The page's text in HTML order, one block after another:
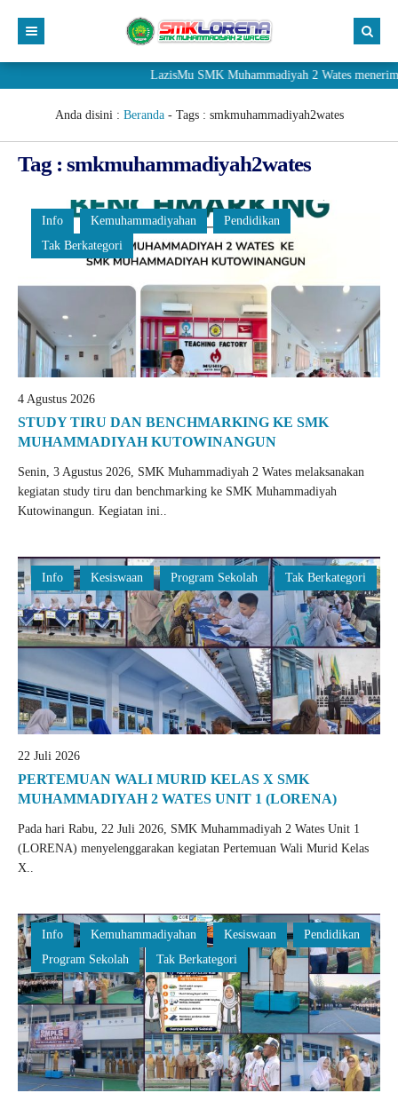
LazisMu SMK Muhammadiyah 2 Wates menerima
Anda disini : Beranda- Tags : smkmuhammadiyah2wates
Tag : smkmuhammadiyah2wates
Info Kemuhammadiyahan
Pendidikan
Tak Berkategori
4 Agustus 2026
STUDY TIRU DAN BENCHMARKING KE SMK
MUHAMMADIYAH KUTOWINANGUN
Senin, 3 Agustus 2026, SMK Muhammadiyah 2 Wates melaksanakan
kegiatan study tiru dan benchmarking ke SMK Muhammadiyah
Kutowinangun. Kegiatan ini..
Info Kesiswaan Program Sekolah Tak Berkategori
22 Juli 2026
PERTEMUAN WALI MURID KELAS X SMK
MUHAMMADIYAH 2 WATES UNIT 1 (LORENA)
Pada hari Rabu, 22 Juli 2026, SMK Muhammadiyah 2 Wates Unit 1
(LORENA) menyelenggarakan kegiatan Pertemuan Wali Murid Kelas
X..
Info Kemuhammadiyahan Kesiswaan
Pendidikan
Program Sekolah
Tak Berkategori